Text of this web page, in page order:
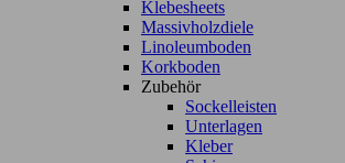
Klebesheets
Massivholzdiele
Linoleumboden
Korkboden
Zubehör
Sockelleisten
Unterlagen
Kleber